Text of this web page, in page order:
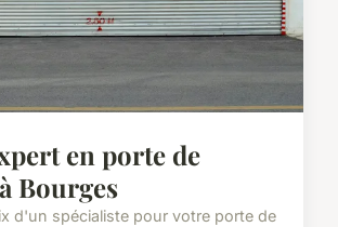
en porte de
Bourges
d'un spécialiste pour votre porte de